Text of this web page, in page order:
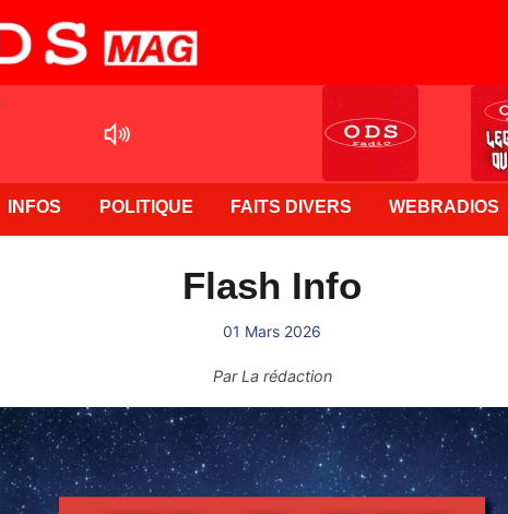
INFOS POLITIQUE FAITS DIVERS WEBRADIOS
Flash Info
01 Mars 2026
ParLa rédaction